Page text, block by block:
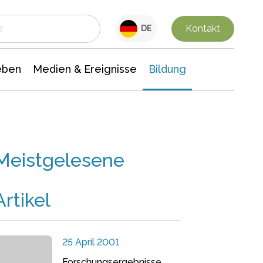
DE Kontakt
Medien & Ereignisse Bildung
25 April 2001